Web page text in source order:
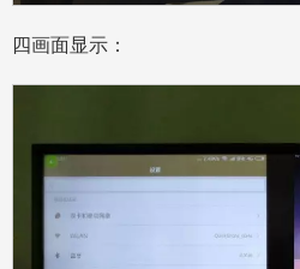
四画面显示：